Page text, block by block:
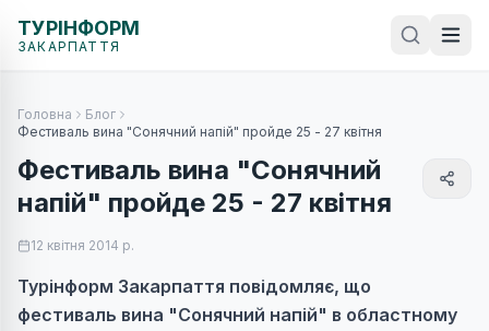
ТУРІНФОРМ
ЗАКАРПАТТЯ
Головна
Блог
Фестиваль вина "Сонячний напій" пройде 25 - 27 квітня
Фестиваль вина "Сонячний
напій" пройде 25 - 27 квітня
12 квітня 2014 р.
Турінформ Закарпаття повідомляє, що
фестиваль вина "Сонячний напій" в областному